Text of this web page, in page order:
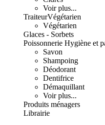
Voir plus...
TraiteurVégétarien
Végétarien
Glaces - Sorbets
Poissonnerie Hygiène et
Savon
Shampoing
Déodorant
Dentifrice
Démaquillant
Voir plus...
Produits ménagers
Librairie